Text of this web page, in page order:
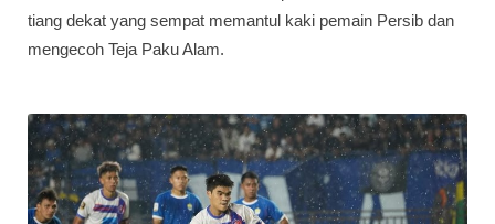
tiang dekat yang sempat memantul kaki pemain Persib dan
mengecoh Teja Paku Alam.